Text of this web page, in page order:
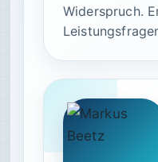
Widerspruch.